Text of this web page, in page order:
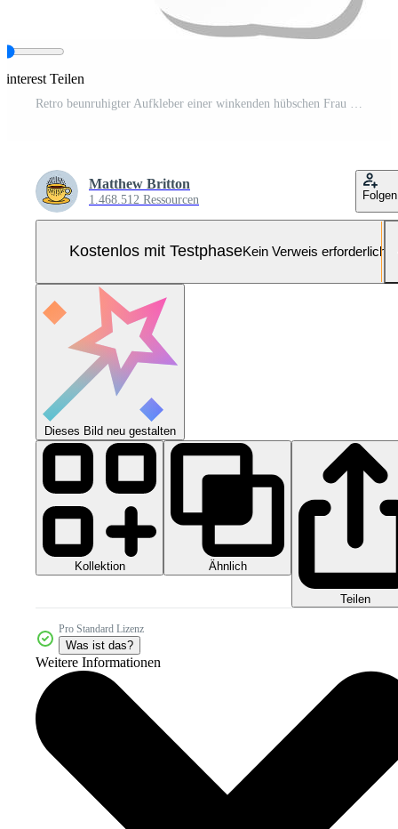
Teilen
Matthew Britton
1.468.512 Ressourcen Folgen
Kostenlos mit TestphaseKein Verweis erforderlich
Dieses Bild neu gestalten
Kollektion Ähnlich
Teilen
Pro Standard Lizenz
Was ist das?
Weitere Informationen